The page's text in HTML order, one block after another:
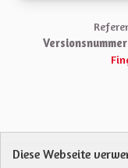
Versionsnummer
Diese Webseite